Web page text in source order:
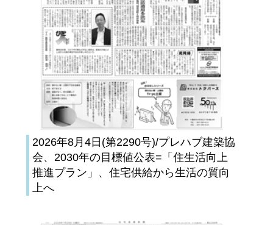
2026年8月4日(第2290号)/プレハブ建築協
会、2030年の目標値公表=「住生活向上
推進プラン」、住宅供給から生活の質向
上へ